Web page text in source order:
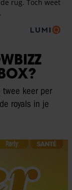
twee keer per
royals in je